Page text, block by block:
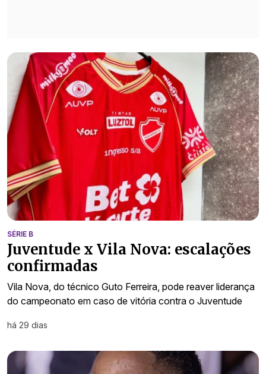
SÉRIE B
Juventude x Vila Nova: escalações
confirmadas
Vila Nova, do técnico Guto Ferreira, pode reaver liderança
do campeonato em caso de vitória contra o Juventude
há 29 dias